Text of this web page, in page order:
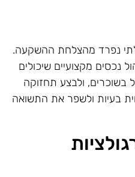
נפרד מהצלחת ההשקעה.
נכסים מקצועיים שיכולים
ולבצע תחזוקה
בעיות ולשפר את התשואה